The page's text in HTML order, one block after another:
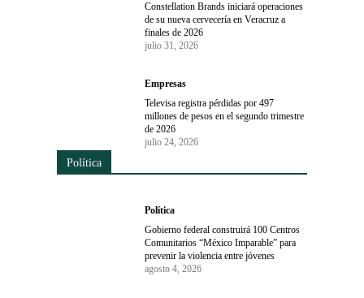
Constellation Brands iniciará operaciones
de su nueva cervecería en Veracruz a
finales de 2026
julio 31, 2026
Empresas
Televisa registra pérdidas por 497
millones de pesos en el segundo trimestre
de 2026
julio 24, 2026
Política
Política
Gobierno federal construirá 100 Centros
Comunitarios “México Imparable” para
prevenir la violencia entre jóvenes
agosto 4, 2026